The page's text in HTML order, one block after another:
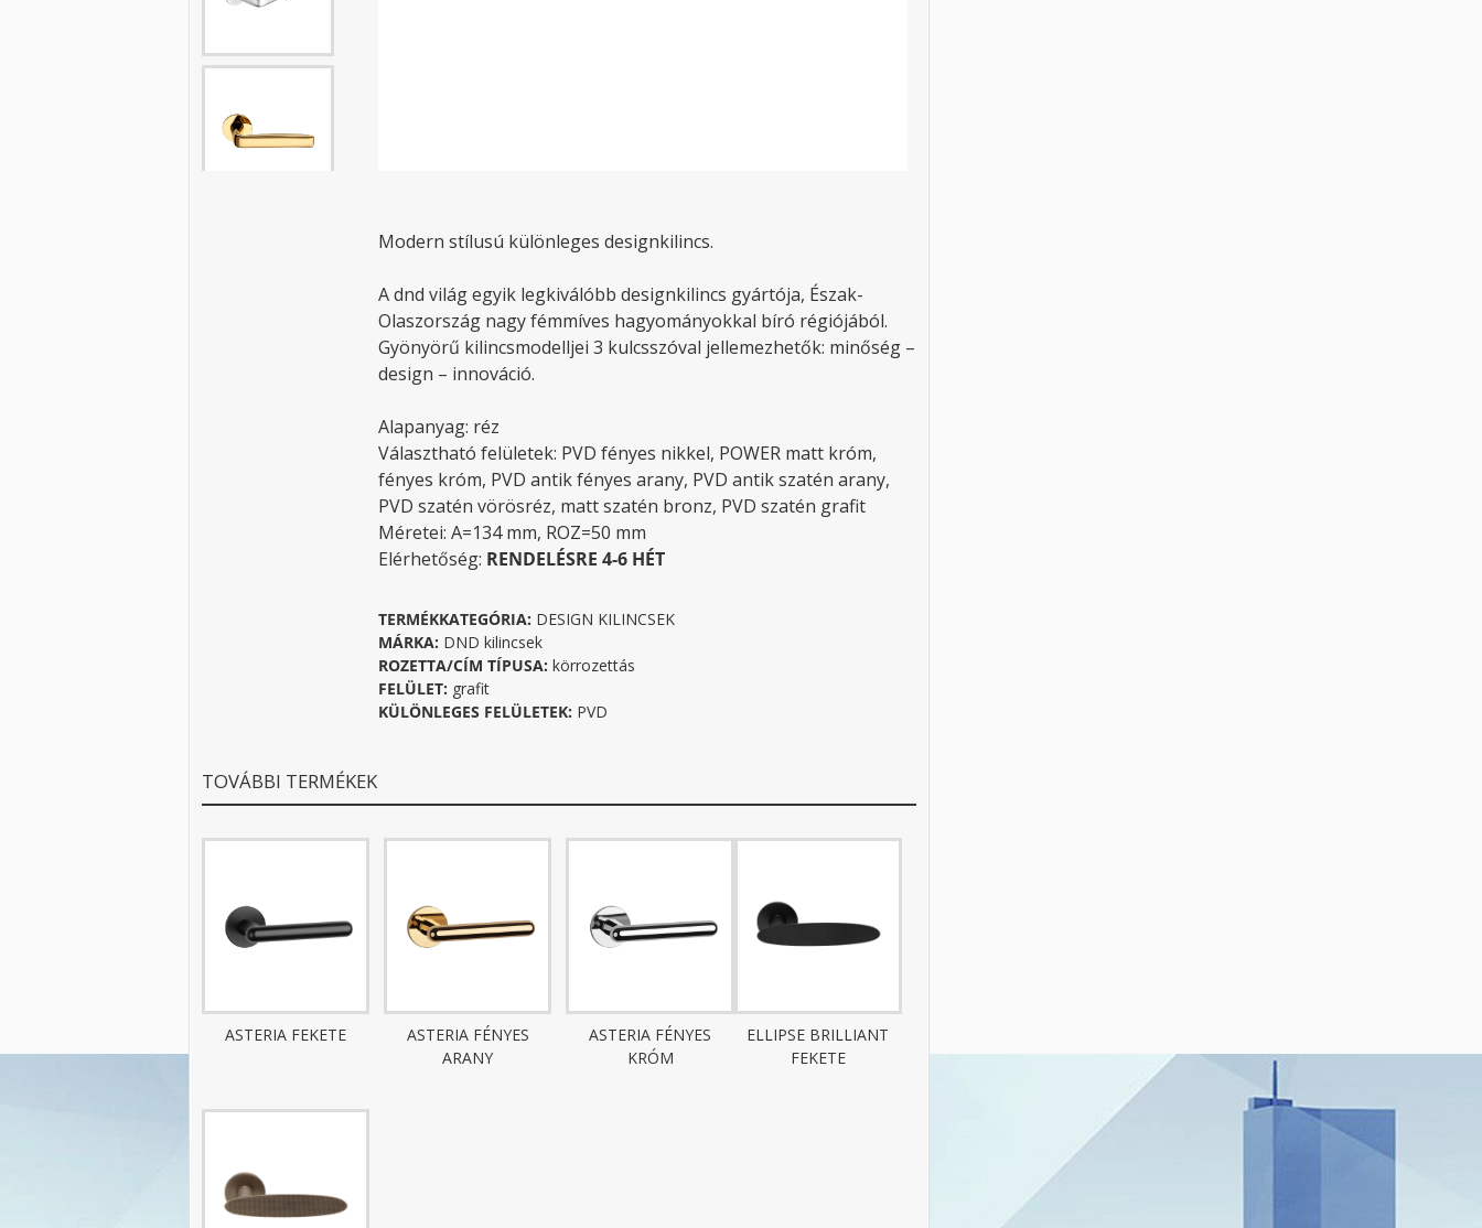
Modern stílusú különleges designkilincs.
A dnd világ egyik legkiválóbb designkilincs gyártója, Észak-
Olaszország nagy fémmíves hagyományokkal bíró régiójából.
Gyönyörű kilincsmodelljei 3 kulcsszóval jellemezhetők: minőség –
design – innováció.
Alapanyag: réz
Választható felületek: PVD fényes nikkel, POWER matt króm,
fényes króm, PVD antik fényes arany, PVD antik szatén arany,
PVD szatén vörösréz, matt szatén bronz, PVD szatén grafit
Méretei: A=134 mm, ROZ=50 mm
Elérhetőség: RENDELÉSRE 4-6 HÉT
TERMÉKKATEGÓRIA: DESIGN KILINCSEK
MÁRKA: DND kilincsek
ROZETTA/CÍM TÍPUSA: körrozettás
FELÜLET: grafit
KÜLÖNLEGES FELÜLETEK: PVD
TOVÁBBI TERMÉKEK
ASTERIA FEKETE
ASTERIA FÉNYES
ARANY
ASTERIA FÉNYES
KRÓM
ELLIPSE BRILLIANT
FEKETE